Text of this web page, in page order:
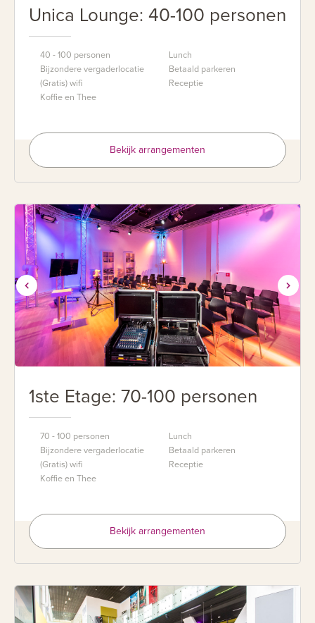
Unica Lounge: 40-100 personen
40 - 100 personen
Bijzondere vergaderlocatie
(Gratis) wifi
Koffie en Thee
Lunch
Betaald parkeren
Receptie
Bekijk arrangementen
1ste Etage: 70-100 personen
70 - 100 personen
Bijzondere vergaderlocatie
(Gratis) wifi
Koffie en Thee
Lunch
Betaald parkeren
Receptie
Bekijk arrangementen